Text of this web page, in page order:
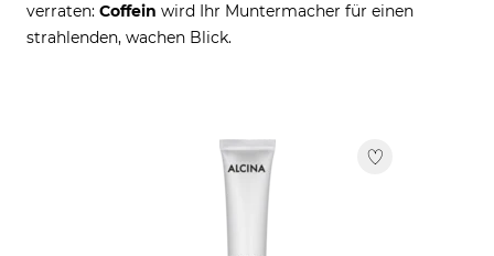
verraten: Coffein wird Ihr Muntermacher für einen
strahlenden, wachen Blick.